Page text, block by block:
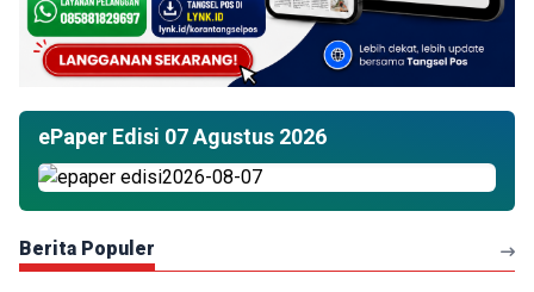
ePaper Edisi 07 Agustus 2026
Berita Populer